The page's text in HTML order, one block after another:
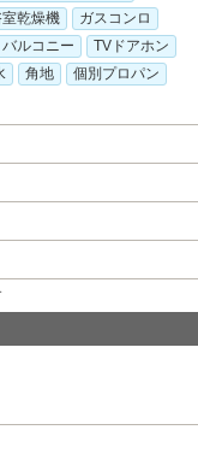
乾燥機
ガスコンロ
バルコニー
TVドアホン
角地
個別プロパン